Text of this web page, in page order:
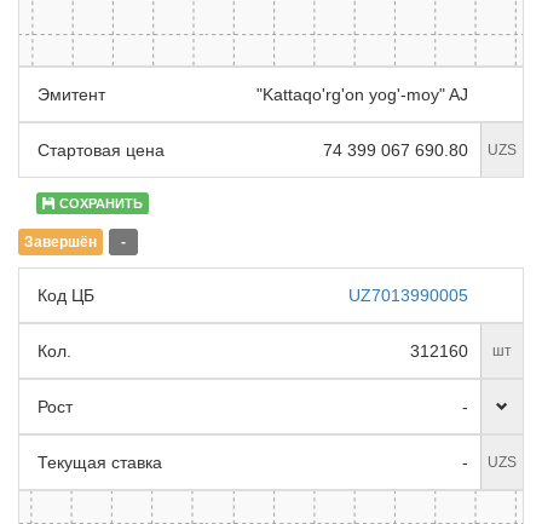
Эмитент "Kattaqo'rg'on yog'-moy" AJ
Стартовая цена 74 399 067 690.80 UZS
СОХРАНИТЬ
Завершён -
Код ЦБ UZ7013990005
Кол. 312160 шт
Рост -
Текущая ставка - UZS